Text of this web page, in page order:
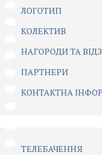
ЛОГОТИП
КОЛЕКТИВ
НАГОРОДИ ТА
ПАРТНЕРИ
КОНТАКТНА
ТЕЛЕБАЧЕННЯ